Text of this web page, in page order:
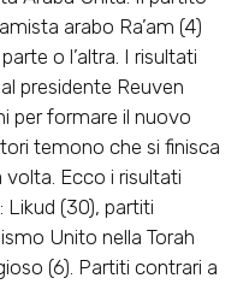
arabo Ra’am (4)
o l’altra. I risultati
presidente Reuven
per formare il nuovo
temono che si finisca
Ecco i risultati
Likud (30), partiti
Unito nella Torah
(6). Partiti contrari a